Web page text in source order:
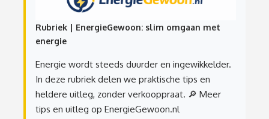
Rubriek | EnergieGewoon: slim omgaan met
energie
Energie wordt steeds duurder en ingewikkelder.
In deze rubriek delen we praktische tips en
heldere uitleg, zonder verkooppraat. 🔎 Meer
tips en uitleg op EnergieGewoon.nl